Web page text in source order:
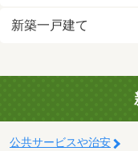
新築一戸建て
公共サービスや治安